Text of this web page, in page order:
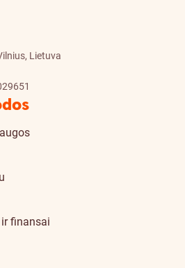
Lietuva
finansai